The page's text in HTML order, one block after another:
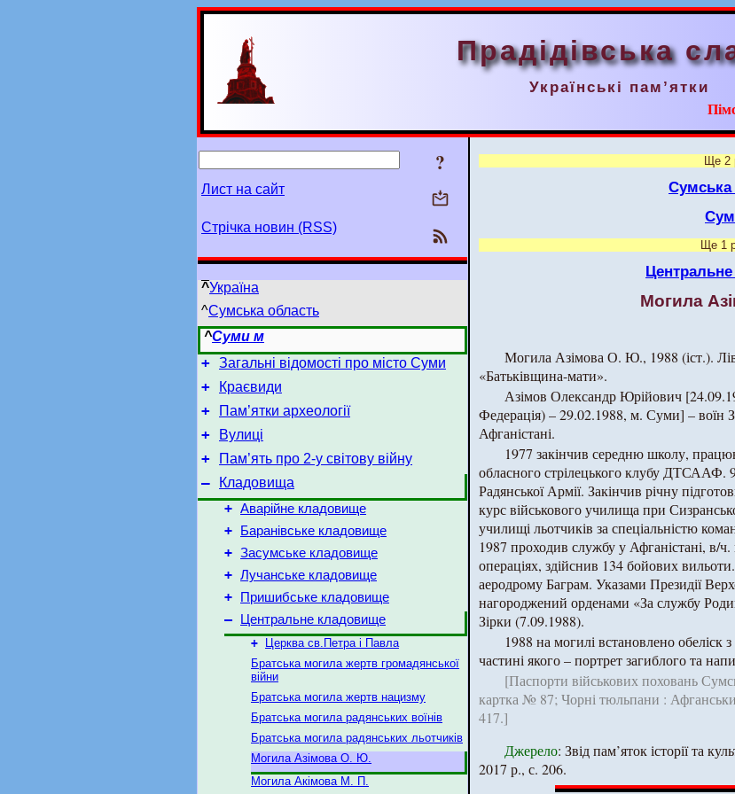
Прадідівська
Українські пам’ятки
?
Лист на сайт
Стрічка новин (RSS)
^Україна
^Сумська область
^Суми м
+ Загальні відомості про місто Суми
+ Краєвиди
+ Пам’ятки археології
+ Вулиці
+ Пам’ять про 2-у світову війну
–
Кладовища
+ Аварійне кладовище
+ Баранівське кладовище
+ Засумське кладовище
+ Лучанське кладовище
+ Пришибське кладовище
– Центральне кладовище
+
Церква св.Петра і Павла
Братська могила жертв громадянської
війни
Братська могила жертв нацизму
Братська могила радянських воїнів
Братська могила радянських льотчиків
Могила Азімова О. Ю.
Могила Акімова М. П.
Ще 2
Сумська
Ще 1
Могила
Могила Азімова О. Ю., 1988 (іст.).
«Батьківщина-мати».
Азімов Олександр Юрійович
Федерація) – 29.02.1988, м. Суми] –
Афганістані.
1977 закінчив середню школу,
обласного стрілецького клубу ДТСААФ.
Радянської Армії. Закінчив річну
курс військового училища при
училищі льотчиків за спеціальністю
1987 проходив службу у Афганістані, в/
операціях, здійснив 134 бойових
аеродрому Баграм. Указами Президії
нагороджений орденами «За службу
Зірки (7.09.1988).
1988 на могилі встановлено обеліск
частині якого – портрет загиблого та
[Паспорти військових поховань
картка № 87; Чорні тюльпани :
417.]
Джерело: Звід пам’яток історії та
2017 р., с. 206.